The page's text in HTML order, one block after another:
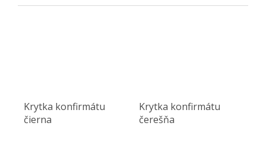
Krytka konfirmátu
čierna
Krytka konfirmátu
čerešňa